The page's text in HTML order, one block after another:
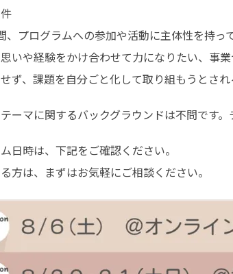
、プログラムへの参加や活動に主体性を持っ
思いや経験をかけ合わせて力になりたい、事
せず、課題を自分ごと化して取り組もうとさ
ーマに関するバックグラウンドは不問です。
日時は、下記をご確認ください。
方は、まずはお気軽にご相談ください。